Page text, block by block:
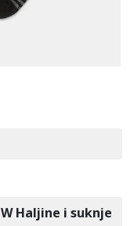
W Haljine i suknje